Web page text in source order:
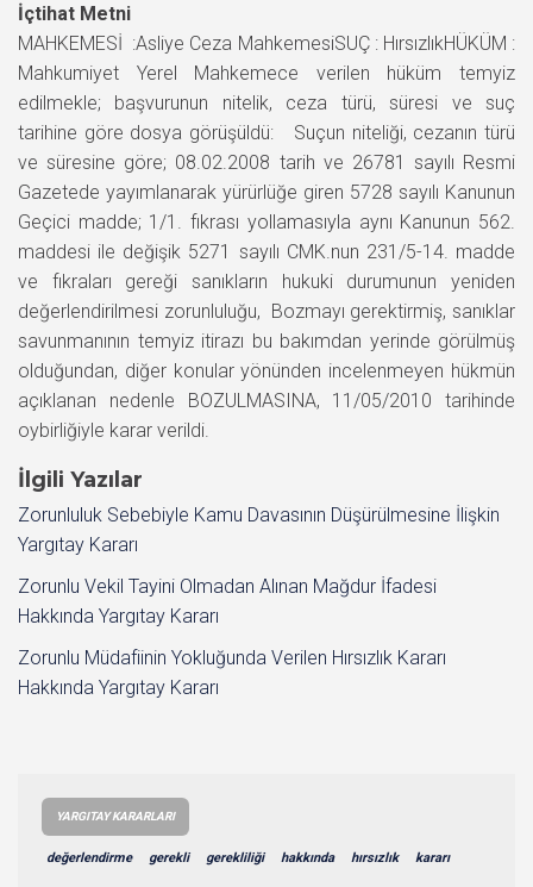
İçtihat Metni
MAHKEMESİ :Asliye Ceza MahkemesiSUÇ : HırsızlıkHÜKÜM :
Mahkumiyet Yerel Mahkemece verilen hüküm temyiz
edilmekle; başvurunun nitelik, ceza türü, süresi ve suç
tarihine göre dosya görüşüldü: Suçun niteliği, cezanın türü
ve süresine göre; 08.02.2008 tarih ve 26781 sayılı Resmi
Gazetede yayımlanarak yürürlüğe giren 5728 sayılı Kanunun
Geçici madde; 1/1. fıkrası yollamasıyla aynı Kanunun 562.
maddesi ile değişik 5271 sayılı CMK.nun 231/5-14. madde
ve fıkraları gereği sanıkların hukuki durumunun yeniden
değerlendirilmesi zorunluluğu, Bozmayı gerektirmiş, sanıklar
savunmanının temyiz itirazı bu bakımdan yerinde görülmüş
olduğundan, diğer konular yönünden incelenmeyen hükmün
açıklanan nedenle BOZULMASINA, 11/05/2010 tarihinde
oybirliğiyle karar verildi.
İlgili Yazılar
Zorunluluk Sebebiyle Kamu Davasının Düşürülmesine İlişkin
Yargıtay Kararı
Zorunlu Vekil Tayini Olmadan Alınan Mağdur İfadesi
Hakkında Yargıtay Kararı
Zorunlu Müdafiinin Yokluğunda Verilen Hırsızlık Kararı
Hakkında Yargıtay Kararı
YARGITAY KARARLARI
değerlendirme gerekli gerekliliği hakkında hırsızlık kararı